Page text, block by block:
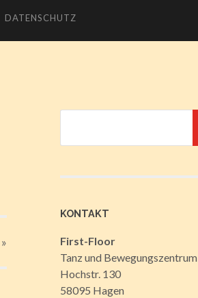
DATENSCHUTZ
»
Suche
KONTAKT
First-Floor
Tanz und Bewegungszentrum
Hochstr. 130
58095 Hagen